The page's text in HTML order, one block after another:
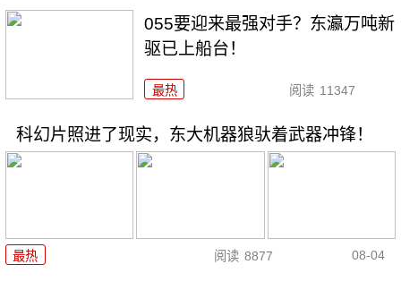
055要迎来最强对手？东瀛万吨新
驱已上船台！
最热 阅读 11347
科幻片照进了现实，东大机器狼驮着武器冲锋！
最热 阅读 8877 08-04